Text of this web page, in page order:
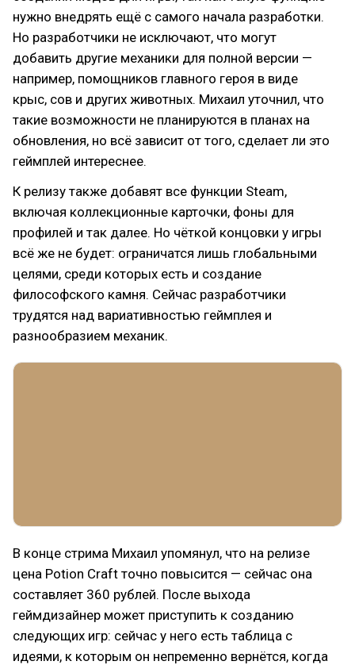
нужно внедрять ещё с самого начала разработки.
Но разработчики не исключают, что могут
добавить другие механики для полной версии —
например, помощников главного героя в виде
крыс, сов и других животных. Михаил уточнил, что
такие возможности не планируются в планах на
обновления, но всё зависит от того, сделает ли это
геймплей интереснее.
К релизу также добавят все функции Steam,
включая коллекционные карточки, фоны для
профилей и так далее. Но чёткой концовки у игры
всё же не будет: ограничатся лишь глобальными
целями, среди которых есть и создание
философского камня. Сейчас разработчики
трудятся над вариативностью геймплея и
разнообразием механик.
В конце стрима Михаил упомянул, что на релизе
цена Potion Craft точно повысится — сейчас она
составляет 360 рублей. После выхода
геймдизайнер может приступить к созданию
следующих игр: сейчас у него есть таблица с
идеями, к которым он непременно вернётся, когда